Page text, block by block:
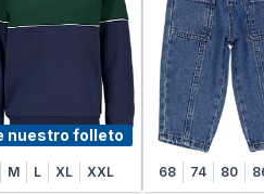
nuestro folleto
M L XL XXL 68 74 80